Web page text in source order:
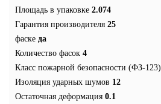
Площадь в упаковке 2.074
Гарантия производителя 25
фаске да
Количество фасок 4
Класс пожарной безопасности (ФЗ-123)
Изоляция ударных шумов 12
Остаточная деформация 0.1